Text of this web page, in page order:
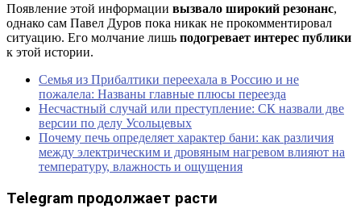
Появление этой информации вызвало широкий резонанс,
однако сам Павел Дуров пока никак не прокомментировал
ситуацию. Его молчание лишь подогревает интерес публики
к этой истории.
Семья из Прибалтики переехала в Россию и не
пожалела: Названы главные плюсы переезда
Несчастный случай или преступление: СК назвали две
версии по делу Усольцевых
Почему печь определяет характер бани: как различия
между электрическим и дровяным нагревом влияют на
температуру, влажность и ощущения
Telegram продолжает расти